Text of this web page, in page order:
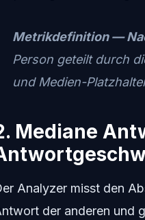
Metrikdefinition —
Person geteilt durch
und Medien-
Mediane
Analyzer misst den
der anderen und